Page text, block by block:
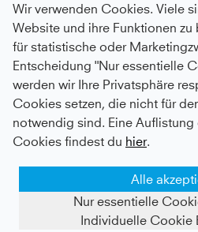
Telefonische Unterstützung und
+49 (0)821 319 499 12
Mo - Do
9:00 - 16:00 Uhr
9:00 - 15:00 Uhr
oder auch gerne per E-Mail an
kundenservice@sportkind.de
FAQ - Häufige Fragen
Serviceversprechen
Pflegeempfehlungen
Zahlung & Versand
Umtausch & Rückgabe
After Sale Service
MEMBER Programm
Informationen
Über Uns
Nachhaltigkeit
Karriere
Botschafter:in werden
Content-Creator werden
Geschenkkarten kaufen
Newsletter
Abonniere unseren Newsletter
zum Checkout gehst
und
regelmäßige Informationen über
Als Dankeschön erhältst du
Gutschein für deine
Zahlungsmethoden
Datenschutz
Vertrag widerrufen
Wir verwenden Cookies. Viele
Website und ihre Funktionen
für statistische oder
Entscheidung "Nur essentielle
werden wir Ihre Privatsphäre
Cookies setzen, die nicht für
notwendig sind. Eine Auflistung
Cookies findest du hier.
Alle
Nur essentielle
Individuelle Cookie